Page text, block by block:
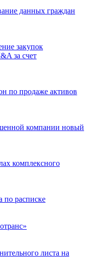
данных граждан
закупок
за счет
по продаже активов
компании новый
комплексного
по расписке
листа на